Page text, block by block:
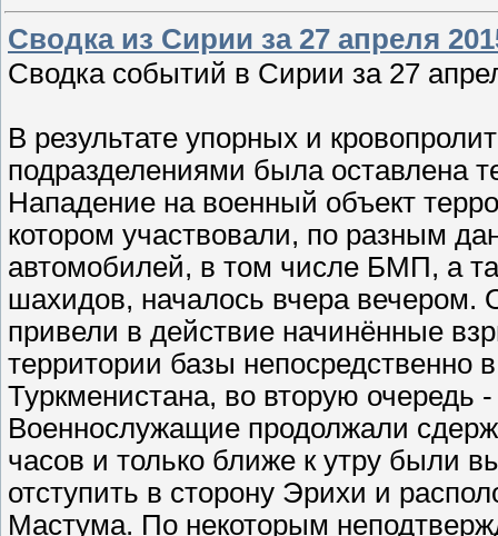
Сводка из Сирии за 27 апреля
Сводка событий в Сирии за 27
В результате упорных и
подразделениями была оставлена
Нападение на военный объект
котором участвовали, по разным
автомобилей, в том числе БМП, а
шахидов, началось вчера вечером.
привели в действие начинённые
территории базы
Туркменистана, во вторую очередь
Военнослужащие продолжали
часов и только ближе к утру были
отступить в сторону Эрихи и
Мастума. По некоторым